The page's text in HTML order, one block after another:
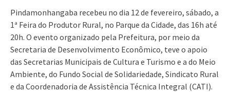
Pindamonhangaba recebeu no dia 12 de fevereiro, sábado, a
1ª Feira do Produtor Rural, no Parque da Cidade, das 16h até
20h. O evento organizado pela Prefeitura, por meio da
Secretaria de Desenvolvimento Econômico, teve o apoio
das Secretarias Municipais de Cultura e Turismo e a do Meio
Ambiente, do Fundo Social de Solidariedade, Sindicato Rural
e da Coordenadoria de Assistência Técnica Integral (CATI).